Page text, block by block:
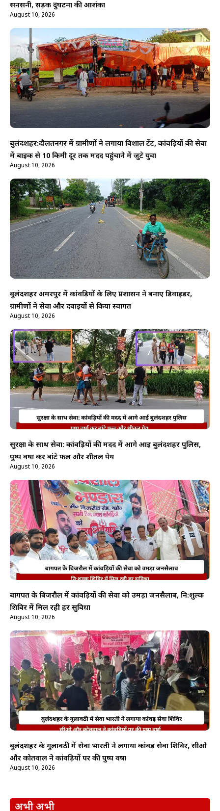
सनसनी, सड़क दुर्घटना की आशंका
August 10, 2026
बुलंदशहर:दौलतनगर में ग्रामीणों ने लगाया विशाल टेंट, कांवड़ियों की सेवा
में बाइक से 10 किमी दूर तक मदद पहुंचाने में जुटे युवा
August 10, 2026
बुलंदशहर अमरपुर में कांवड़ियों के लिए प्रशासन ने बनाए डिवाइडर,
ग्रामीणों ने सेवा और दवाइयों से किया स्वागत
August 10, 2026
सुरक्षा के साथ सेवा: कांवड़ियों की मदद में आगे आई बुलंदशहर पुलिस,
पुष्प वर्षा कर बांटे फल और शीतल पेय
August 10, 2026
बागपत के बिजरौल में कांवड़ियों की सेवा को उमड़ा जनसैलाब, नि:शुल्क
शिविर में मिल रही हर सुविधा
August 10, 2026
बुलंदशहर के गुलावठी में सेवा भारती ने लगाया कांवड़ सेवा शिविर, सीओ
और कोतवाल ने कांवड़ियों पर की पुष्प वर्षा
August 10, 2026
अभी अभी